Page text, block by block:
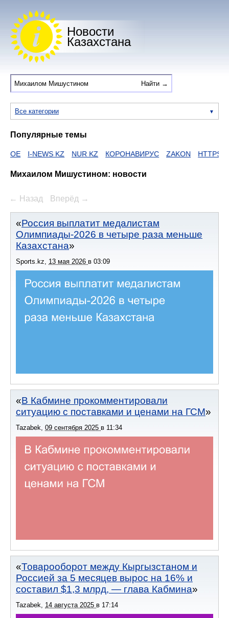
Новости
Казахстана
Все категории
Популярные темы
KZ NUR KZ КОРОНАВИРУС ZAKON HTTPS ЕГОВ
Михаилом Мишустином: новости
← Назад Вперёд →
Россия выплатит медалистам
Олимпиады-2026 в четыре раза меньше
Казахстана
Sports.kz, 13 мая 2026 в 03:09
В Кабмине прокомментировали
ситуацию с поставками и ценами на ГСМ
Tazabek 09 сентября 2025 в 11:34
Товарооборот между Кыргызстаном и
Россией за 5 месяцев вырос на 16% и
составил $1,3 млрд, — глава Кабмина
Tazabek 14 августа 2025 в 17:14